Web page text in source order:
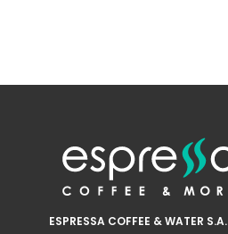
ESPRESSA COFFEE & WATER S.A.